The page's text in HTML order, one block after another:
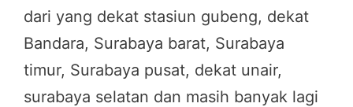
dari yang dekat stasiun gubeng, dekat
Bandara, Surabaya barat, Surabaya
timur, Surabaya pusat, dekat unair,
surabaya selatan dan masih banyak lagi